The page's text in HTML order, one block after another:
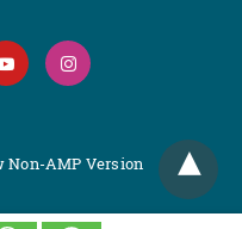
Non-AMP Version